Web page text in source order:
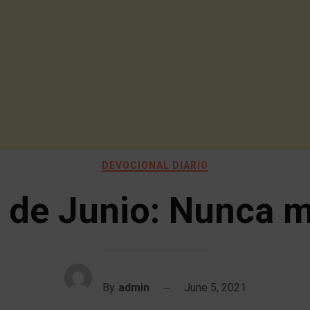
DEVOCIONAL DIARIO
de Junio: Nunca
By admin June 5, 2021